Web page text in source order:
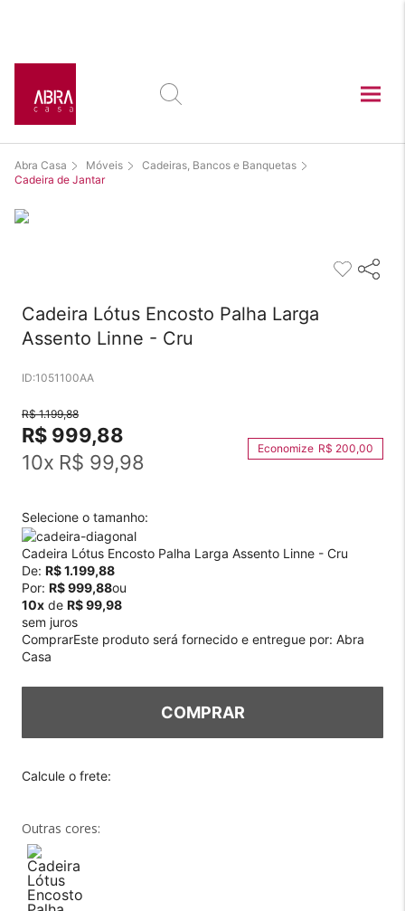
Abra Casa Móveis
Cadeiras, Bancos e Banquetas
Cadeira de Jantar
Cadeira Lótus Encosto Palha Larga
Assento Linne - Cru
1051100AA
R$ 1.199,88
R$ 999,88
10x R$ 99,98
R$ 200,00
Selecione o tamanho:
Cadeira Lótus Encosto Palha Larga Assento Linne - Cru
De: R$ 1.199,88
Por: R$ 999,88ou
10x de R$ 99,98
sem juros
ComprarEste produto será fornecido e entregue por: Abra
Casa
COMPRAR
Outras cores:
Este produto está
exposto nas lojas: